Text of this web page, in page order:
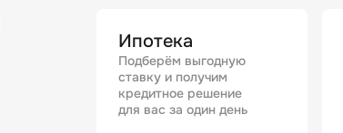
Ипотека
Подберём выгодную
ставку и получим
кредитное решение
для вас за один день